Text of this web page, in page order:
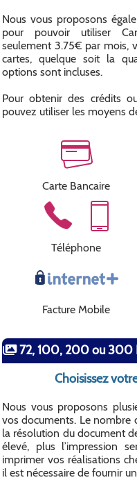
Nous vous proposons
pour pouvoir utiliser
seulement 3.75€ par mois,
cartes, quelque soit la
options sont incluses.
Pour obtenir des crédits
pouvez utiliser les moyens
Carte Bancaire
Téléphone
Facture Mobile
72, 100, 200 ou 300
Choisissez
Nous vous proposons
vos documents. Le nombre
la résolution du document
élevé, plus l’impression
imprimer vos réalisations
il est nécessaire de fournir